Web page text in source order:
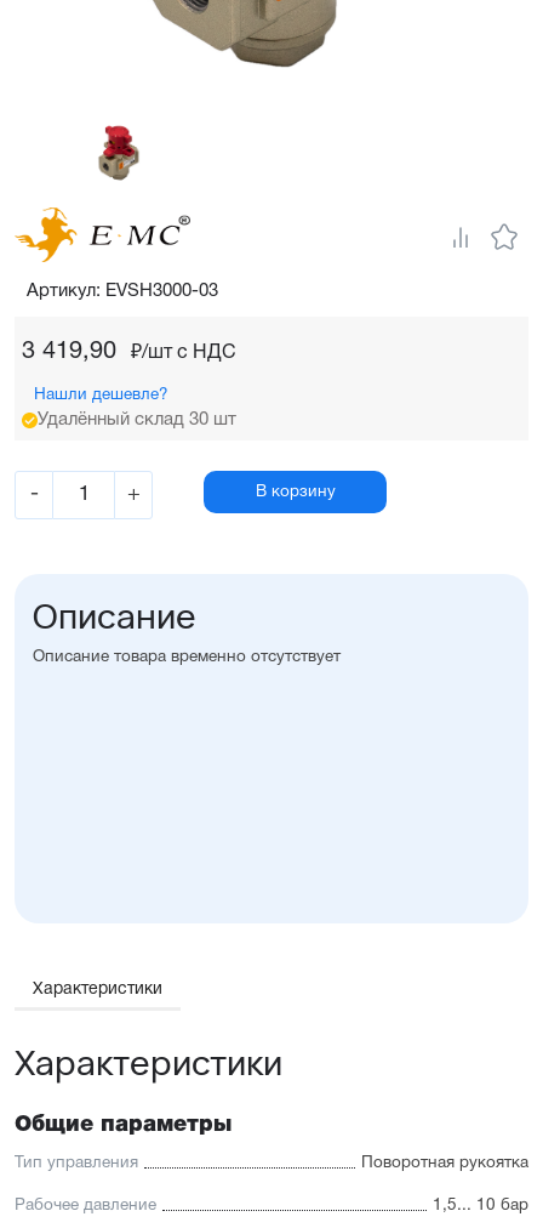
3 419,90 ₽/шт c НДС
Нашли дешевле?
Удалённый склад 30 шт
- + В корзину
Артикул: EVSH3000-03
Описание
Описание товара временно отсутствует
Характеристики
Характеристики
Общие параметры
Тип управления Поворотная рукоятка
Рабочее давление 1,5... 10 бар